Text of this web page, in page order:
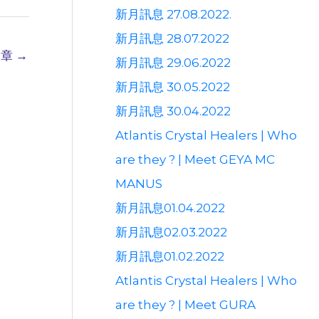
→
新月訊息 27.08.2022.
新月訊息 28.07.2022
新月訊息 29.06.2022
新月訊息 30.05.2022
新月訊息 30.04.2022
Atlantis Crystal Healers | Who
are they ? | Meet GEYA MC
MANUS
新月訊息01.04.2022
新月訊息02.03.2022
新月訊息01.02.2022
Atlantis Crystal Healers | Who
are they ? | Meet GURA